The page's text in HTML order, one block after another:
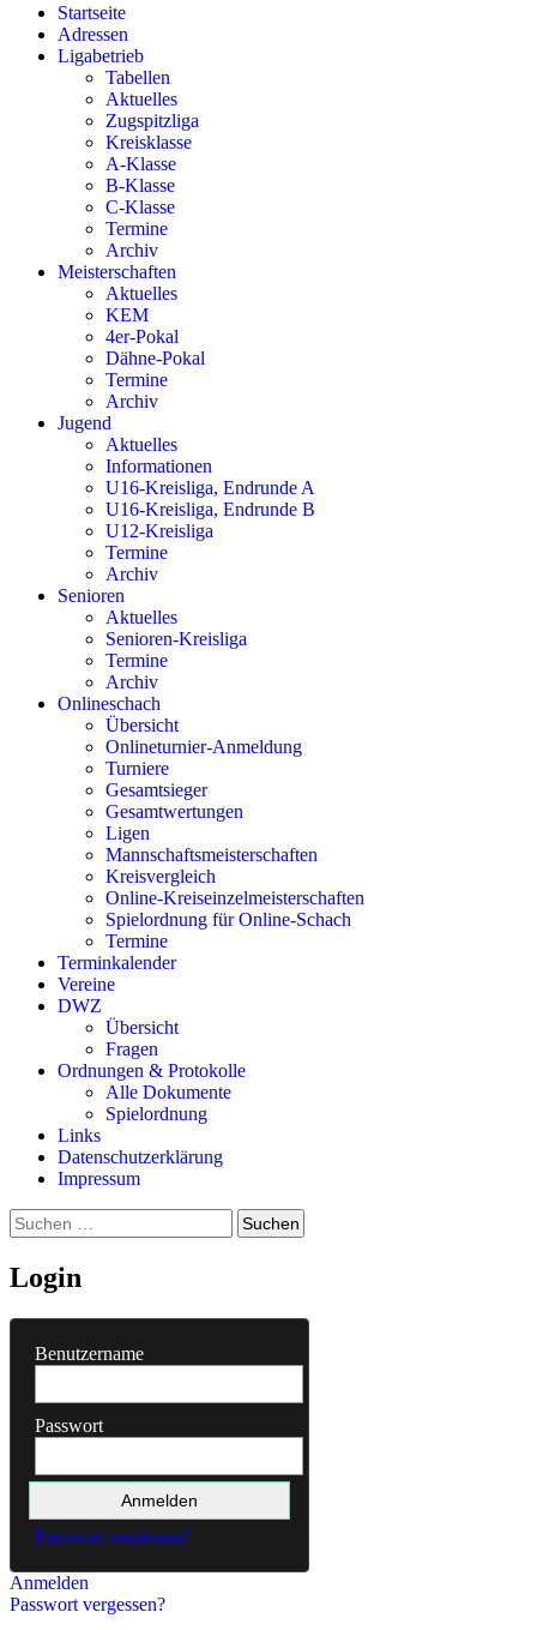
Startseite
Adressen
Ligabetrieb
Tabellen
Aktuelles
Zugspitzliga
Kreisklasse
A-Klasse
B-Klasse
C-Klasse
Termine
Archiv
Meisterschaften
Aktuelles
KEM
4er-Pokal
Dähne-Pokal
Termine
Archiv
Jugend
Aktuelles
Informationen
U16-Kreisliga, Endrunde A
U16-Kreisliga, Endrunde B
U12-Kreisliga
Termine
Archiv
Senioren
Aktuelles
Senioren-Kreisliga
Termine
Archiv
Onlineschach
Übersicht
Onlineturnier-Anmeldung
Turniere
Gesamtsieger
Gesamtwertungen
Ligen
Mannschaftsmeisterschaften
Kreisvergleich
Online-Kreiseinzelmeisterschaften
Spielordnung für Online-Schach
Termine
Terminkalender
Vereine
DWZ
Übersicht
Fragen
Ordnungen & Protokolle
Alle Dokumente
Spielordnung
Links
Datenschutzerklärung
Impressum
Suchen
nach:
Login
Benutzername
Passwort
Passwort vergessen?
Anmelden
Passwort vergessen?